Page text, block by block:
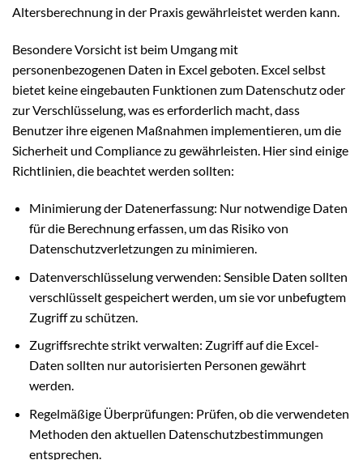
Altersberechnung in der Praxis gewährleistet werden kann.
Besondere Vorsicht ist beim Umgang mit
personenbezogenen Daten in Excel geboten. Excel selbst
bietet keine eingebauten Funktionen zum Datenschutz oder
zur Verschlüsselung, was es erforderlich macht, dass
Benutzer ihre eigenen Maßnahmen implementieren, um die
Sicherheit und Compliance zu gewährleisten. Hier sind einige
Richtlinien, die beachtet werden sollten:
Minimierung der Datenerfassung: Nur notwendige Daten
für die Berechnung erfassen, um das Risiko von
Datenschutzverletzungen zu minimieren.
Datenverschlüsselung verwenden: Sensible Daten sollten
verschlüsselt gespeichert werden, um sie vor unbefugtem
Zugriff zu schützen.
Zugriffsrechte strikt verwalten: Zugriff auf die Excel-
Daten sollten nur autorisierten Personen gewährt
werden.
Regelmäßige Überprüfungen: Prüfen, ob die verwendeten
Methoden den aktuellen Datenschutzbestimmungen
entsprechen.